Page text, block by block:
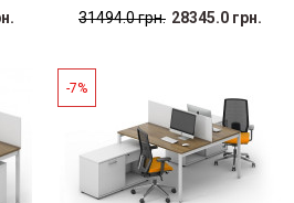
31494.0 грн. 28345.0 грн.
-7%